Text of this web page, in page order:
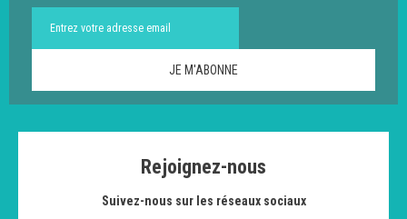
Rejoignez-nous
Suivez-nous sur les réseaux sociaux